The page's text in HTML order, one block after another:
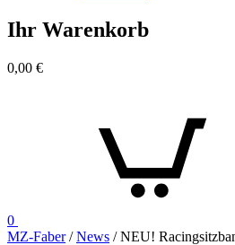
Ihr Warenkorb
0,00 €
0
MZ-Faber/News /NEU!